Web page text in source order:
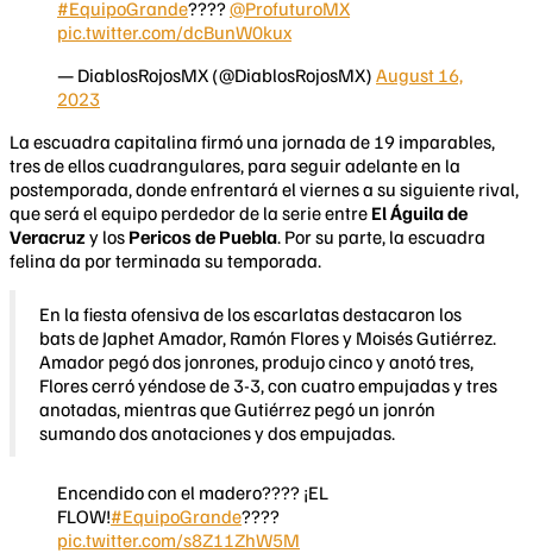
#EquipoGrande????@ProfuturoMX
pic.twitter.com/dcBunW0kux
— DiablosRojosMX (@DiablosRojosMX) August 16,
2023
La escuadra capitalina firmó una jornada de 19 imparables,
tres de ellos cuadrangulares, para seguir adelante en la
postemporada, donde enfrentará el viernes a su siguiente rival,
que será el equipo perdedor de la serie entre El Águila de
Veracruz y los Pericos de Puebla. Por su parte, la escuadra
felina da por terminada su temporada.
En la fiesta ofensiva de los escarlatas destacaron los
bats de Japhet Amador, Ramón Flores y Moisés Gutiérrez.
Amador pegó dos jonrones, produjo cinco y anotó tres,
Flores cerró yéndose de 3-3, con cuatro empujadas y tres
anotadas, mientras que Gutiérrez pegó un jonrón
sumando dos anotaciones y dos empujadas.
Encendido con el madero???? ¡EL
FLOW!#EquipoGrande????
pic.twitter.com/s8Z11ZhW5M